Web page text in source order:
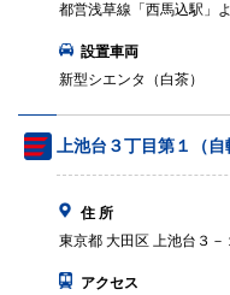
都営浅草線「西馬込駅」
設置車両
新型シエンタ（白茶）
上池台３丁目第１（自
住 所
東京都 大田区 上池台３－
アクセス